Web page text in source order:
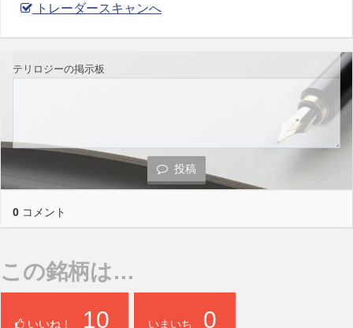
トレーダースキャンへ
テリロジーの掲示板
投稿
0 コメント
この銘柄は…
いいね！ 10 いまいち 0